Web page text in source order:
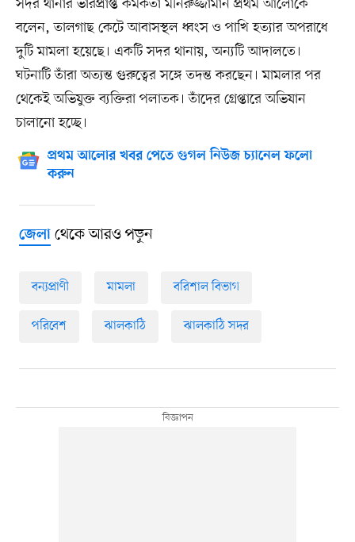
‎‎সদর থানার ভারপ্রাপ্ত কর্মকর্তা মনিরুজ্জামান প্রথম আলোকে
বলেন, তালগাছ কেটে আবাসস্থল ধ্বংস ও পাখি হত্যার অপরাধে
দুটি মামলা হয়েছে। একটি সদর থানায়, অন্যটি আদালতে।
ঘটনাটি তাঁরা অত্যন্ত গুরুত্বের সঙ্গে তদন্ত করছেন। মামলার পর
থেকেই অভিযুক্ত ব্যক্তিরা পলাতক। তাঁদের গ্রেপ্তারে অভিযান
চালানো হচ্ছে।
প্রথম আলোর খবর পেতে গুগল নিউজ চ্যানেল ফলো
করুন
জেলাথেকে আরও পড়ুন
বন্যপ্রাণী মামলা বরিশাল বিভাগ
পরিবেশ ঝালকাঠি ঝালকাঠি সদর